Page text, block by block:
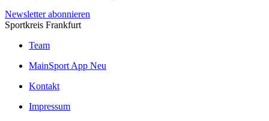
Newsletter abonnieren
Sportkreis Frankfurt
Team
MainSport App Neu
Kontakt
Impressum